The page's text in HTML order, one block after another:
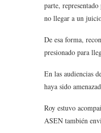
parte,
no llegar a un
De esa forma,
presionado para
En las audiencias
haya sido
Roy estuvo
ASEN también